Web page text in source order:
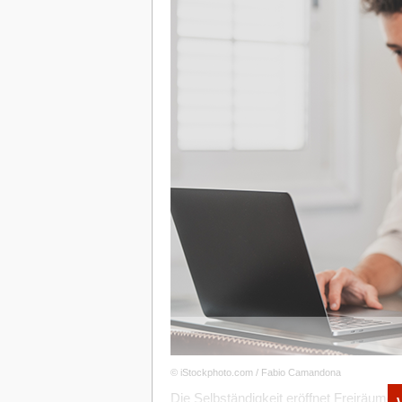
Nicht für Risikoinvestoren geegnet
ETFs ganz unterschiedlicher Qualität
für Laien nicht immer klar
Staatliche Förderungen beim
Bei der Altersvorsorge herrscht bei
dass der Rentenanspruch unter dem
auszugleichen, sind die Menschen dazu
eine Vielzahl von Förderungen an. Er
absichern, um bei fehlenden
müssen. Diese wären in der Regel
Vermögensaufbau
selbst.
Ein klassisches Modell zum Aufbau
Menschen über einen bestimmten
Förderungen. Auf diese Weise
ausgezahlt werden kann
. Ebenso ist
um für das Alter vorzusorgen. Eine
© iStockphoto.com / Fabio Camandona
Die Selbständigkeit eröffnet